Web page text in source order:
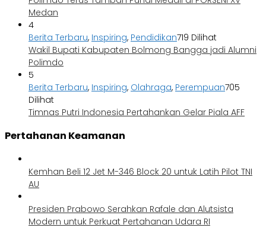
Medan
4
Berita Terbaru, Inspiring, Pendidikan719 Dilihat
Wakil Bupati Kabupaten Bolmong Bangga jadi Alumni
Polimdo
5
Berita Terbaru, Inspiring, Olahraga, Perempuan705
Dilihat
Timnas Putri Indonesia Pertahankan Gelar Piala AFF
Pertahanan Keamanan
Kemhan Beli 12 Jet M-346 Block 20 untuk Latih Pilot TNI
AU
Presiden Prabowo Serahkan Rafale dan Alutsista
Modern untuk Perkuat Pertahanan Udara RI